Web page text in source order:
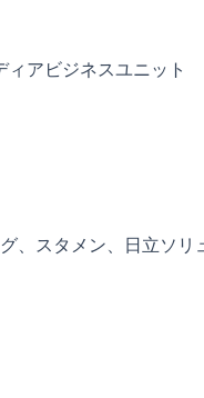
ィアビジネスユニット
、スタメン、日立ソリ